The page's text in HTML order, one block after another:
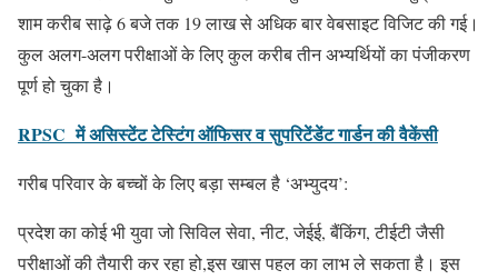
शाम करीब साढ़े 6 बजे तक 19 लाख से अधिक बार वेबसाइट विजिट की गई।
कुल अलग-अलग परीक्षाओं के लिए कुल करीब तीन अभ्यर्थियों का पंजीकरण
पूर्ण हो चुका है।
RPSC में असिस्टेंट टेस्टिंग ऑफिसर व सुपरिटेंडेंट गार्डन की वैकेंसी
गरीब परिवार के बच्चों के लिए बड़ा सम्बल है ‘अभ्युदय’:
प्रदेश का कोई भी युवा जो सिविल सेवा, नीट, जेईई, बैंकिंग, टीईटी जैसी
परीक्षाओं की तैयारी कर रहा हो,इस खास पहल का लाभ ले सकता है। इस